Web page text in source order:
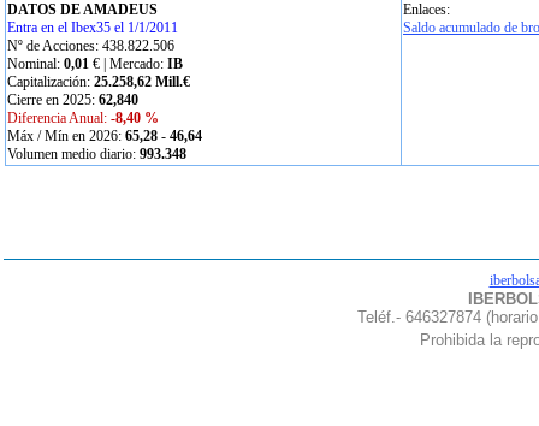
DATOS DE AMADEUS
Entra en el Ibex35 el 1/1/2011
Nº de Acciones: 438.822.506
Nominal: 0,01 € | Mercado: IB
Capitalización: 25.258,62 Mill.€
Cierre en 2025: 62,840
Diferencia Anual: -8,40 %
Máx / Mín en 2026: 65,28 - 46,64
Volumen medio diario: 993.348
Enlaces:
Saldo acumulado de
Teléf.- 646327874
Prohibida la